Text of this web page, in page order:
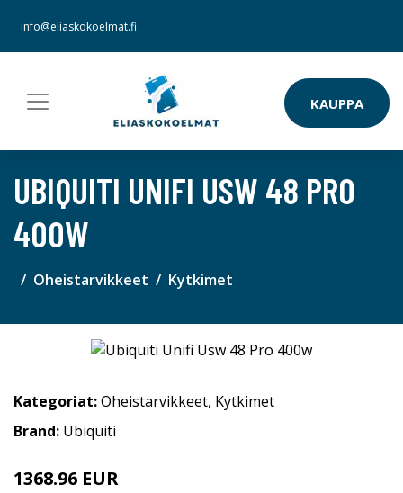
info@eliaskokoelmat.fi
KAUPPA
UBIQUITI UNIFI USW 48 PRO
400W
Oheistarvikkeet Kytkimet
Kategoriat:Oheistarvikkeet, Kytkimet
Brand: Ubiquiti
1368.96 EUR